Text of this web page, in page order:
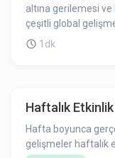
altına gerilemesi
çeşitli global
1dk
Haftalık
Hafta boyunca
gelişmeler haftalık